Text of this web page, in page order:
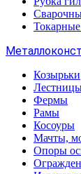
Козырьки
Фермы
Рамы
Косоуры
Мачты,
Опоры